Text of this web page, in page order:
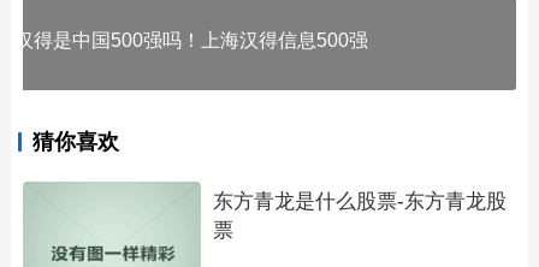
汉得是中国500强吗！上海汉得信息500强
猜你喜欢
东方青龙是什么股票-东方青龙股
票